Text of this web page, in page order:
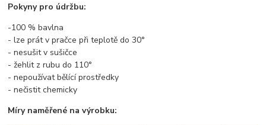
Pokyny pro údržbu:
-100 % bavlna
- lze prát v pračce při teplotě do 30°
- nesušit v sušičce
- žehlit z rubu do 110°
- nepoužívat bělící prostředky
- nečistit chemicky
Míry naměřené na výrobku: